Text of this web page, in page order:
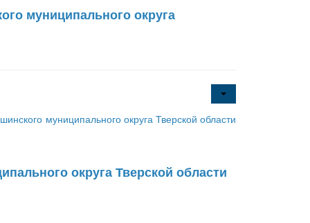
муниципального округа
муниципального округа Тверской области
округа Тверской области